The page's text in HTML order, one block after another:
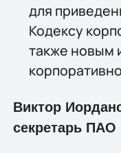
для
Кодексу
также новым
Виктор
секретарь